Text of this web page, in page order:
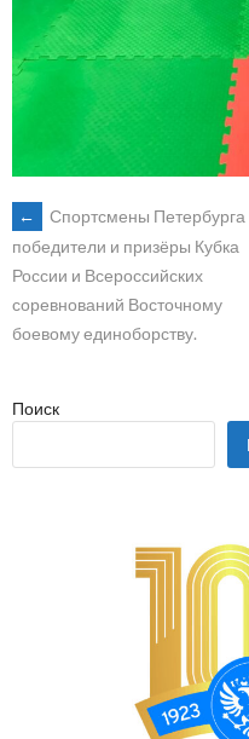
POST
NAVIGATION
←
Спортсмены Петербурга
победители и призёры Кубка
России и Всероссийских
соревнований Восточному
боевому единоборству.
Поиск